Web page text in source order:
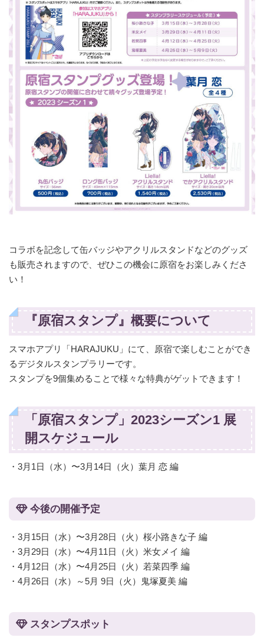
コラボを記念して缶バッジやアクリルスタンドなどのグッズ
も販売されますので、ぜひこの機会に原宿をお楽しみくださ
い！
『原宿スタンプ』概要について
スマホアプリ「HARAJUKU」にて、原宿で楽しむことができ
るデジタルスタンプラリーです。
スタンプを9個集めることで様々な特典がゲットできます！
「原宿スタンプ」2023シーズン1 展
開スケジュール
・3月1日（水）〜3月14日（火）葉月 恋 編
今後の開催予定
・3月15日（水）〜3月28日（火）桜小路きな子 編
・3月29日（水）〜4月11日（火）米女メイ 編
・4月12日（水）〜4月25日（火）若菜四季 編
・4月26日（水）～5月 9日（火）鬼塚夏美 編
スタンプスポット